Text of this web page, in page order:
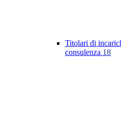
Titolari di
consulenza 18